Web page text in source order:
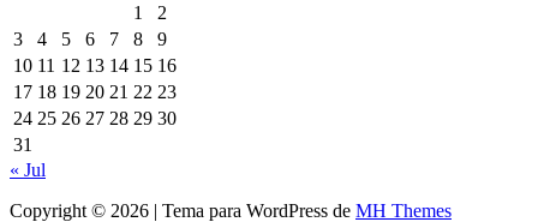
1
2
3
4 5 6 7 8
9
10 11 12 13 14 15 16
17 18 19 20 21 22 23
24 25 26 27 28 29 30
31
« Jul
Copyright © 2026 | Tema para WordPress de MH Themes